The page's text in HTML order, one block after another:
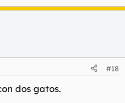
#18
dos gatos.